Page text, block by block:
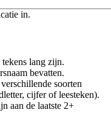
in.
lang zijn.
bevatten.
soorten
cijfer of leesteken).
aan de laatste 2+